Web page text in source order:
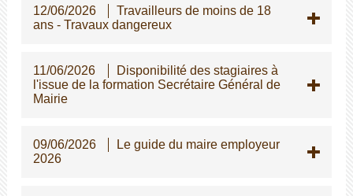
12/06/2026
Travailleurs de moins de 18
ans - Travaux dangereux
11/06/2026
Disponibilité des stagiaires à
l'issue de la formation Secrétaire Général de
Mairie
09/06/2026
Le guide du maire employeur
2026